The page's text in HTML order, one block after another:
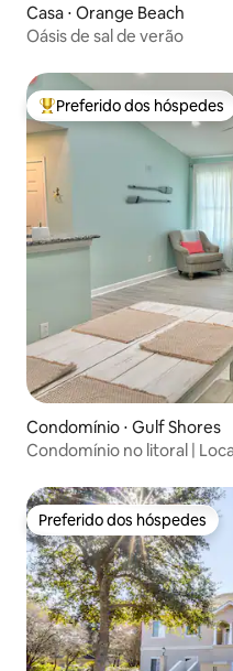
Casa ⋅ Orange Beach
Oásis de sal de verão
Entre os melhores
Preferido dos hóspedes
Condomínio ⋅ Gulf Shores
Condomínio no litoral |
Preferido dos hóspedes
Preferido dos hóspedes